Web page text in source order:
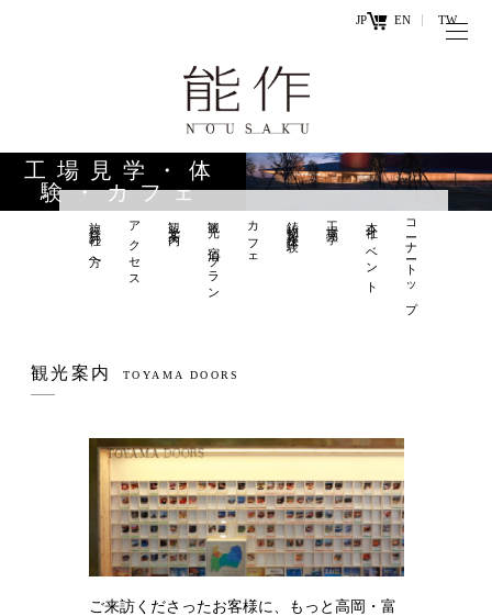
JP EN TW
ー
ワ
ー
ド
オンラ
インシ
合わせ
能作の歴史
と技
商品情報
直営店
体験・カフ
お知らせ
結婚10周年
の錫婚式
ラン
工場見学・体
験・カフェ
コーナートップ
本社イベント
工場見学
鋳物製作体験
カフェ
観光×宿泊プラン
観光案内
アクセス
旅行会社の方へ
観光案内 TOYAMA DOORS
ご来訪くださったお客様に、もっと高岡・富